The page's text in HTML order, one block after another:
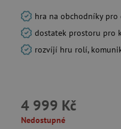
hra na obchodníky
dostatek prostoru pro
rozvíjí hru rolí,
4 999 Kč
Nedostupné